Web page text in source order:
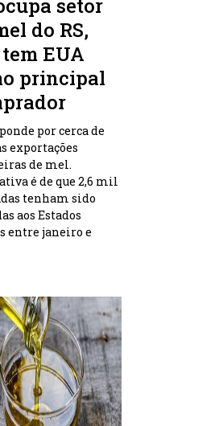
setor
do RS,
EUA
principal
por cerca de
exportações
de mel.
é de que 2,6 mil
tenham sido
aos Estados
entre janeiro e